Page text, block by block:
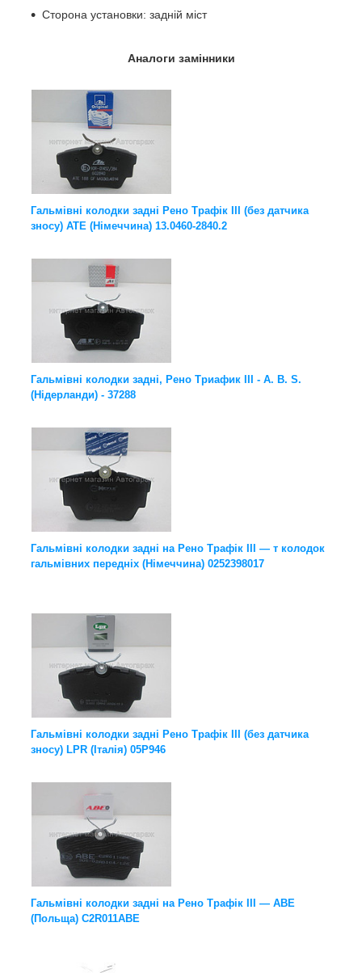
Сторона установки: задній міст
Аналоги замінники
Гальмівні колодки задні Рено Трафік III (без датчика
зносу) ATE (Німеччина) 13.0460-2840.2
Гальмівні колодки задні, Рено Триафик III - A. B. S.
(Нідерланди) - 37288
Гальмівні колодки задні на Рено Трафік III — т колодок
гальмівних передніх (Німеччина) 0252398017
Гальмівні колодки задні Рено Трафік III (без датчика
зносу) LPR (Італія) 05P946
Гальмівні колодки задні на Рено Трафік III — ABE
(Польща) C2R011ABE